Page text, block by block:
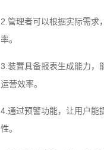
2.管理者可以根据实际需求
率。
3.装置具备报表生成能力，
运营效率。
4.通过预警功能，让用户能
性。